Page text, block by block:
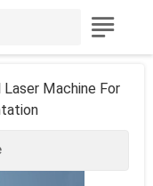

Machine For